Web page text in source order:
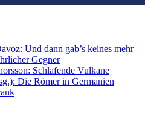
Und dann gab’s keines mehr
Gegner
Schlafende Vulkane
Die Römer in Germanien